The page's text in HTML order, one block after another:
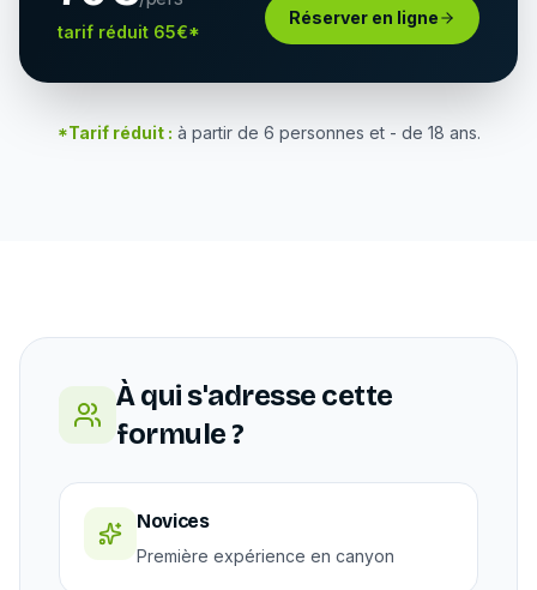
tarif réduit 65€*
Réserver en ligne
*Tarif réduit : à partir de 6 personnes et - de 18 ans.
À qui s'adresse cette
formule ?
Novices
Première expérience en canyon